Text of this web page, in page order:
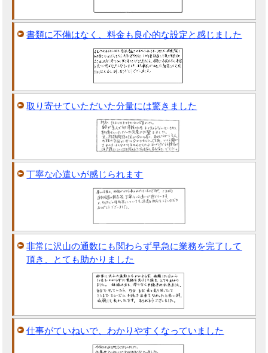
書類に不備はなく、料金も良心的な設定と感じました
取り寄せていただいた分量には驚きました
丁寧な心遣いが感じられます
非常に沢山の通数にも関わらず早急に業務を完了して
頂き、とても助かりました
仕事がていねいで、わかりやすくなっていました